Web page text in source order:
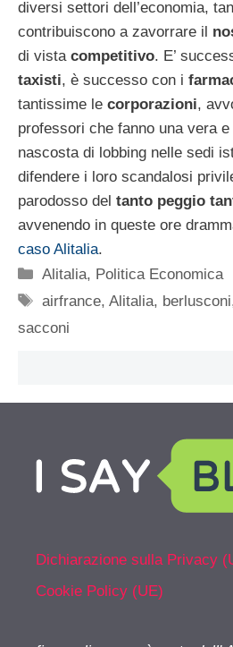
diversi settori dell’economia,
contribuiscono a zavorrare il
di vista competitivo. E’
taxisti, è successo con i
tantissime le corporazioni,
professori che fanno una vera
nascosta di lobbing nelle sedi
difendere i loro scandalosi
parodosso del tanto peggio
avvenendo in queste ore
caso Alitalia.
Categorie
Alitalia, Politica Economica
Tag
airfrance,Alitalia, berlusconi
sacconi
Dichiarazione sulla Privacy
Cookie Policy (UE)